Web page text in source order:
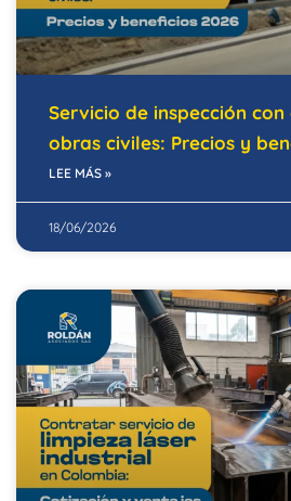
Servicio de inspección
obras civiles: Precios y
LEE MÁS »
18/06/2026